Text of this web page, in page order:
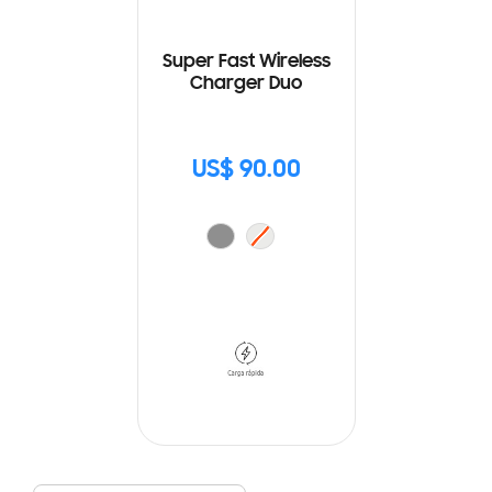
Super Fast Wireless
Charger Duo
US$ 90.00